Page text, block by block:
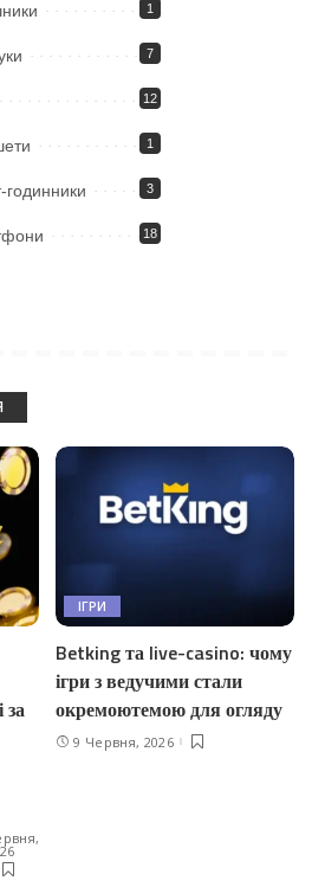
1
7
12
1
3
18
ІГРИ
Betking та live-casino: чому
ігри з ведучими стали
окремоютемою для огляду
9 Червня, 2026